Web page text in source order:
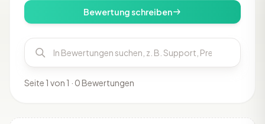
Bewertung schreiben
Seite 1 von 1 · 0 Bewertungen